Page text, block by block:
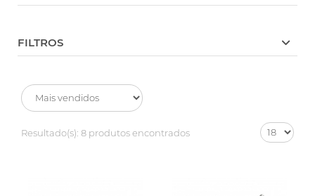
FILTROS
Resultado(s): 8 produtos encontrados